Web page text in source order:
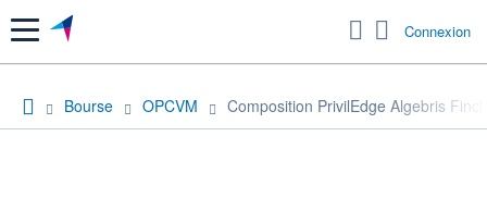
Menu Connexion
Bourse OPCVM Composition PrivilEdge Algebris